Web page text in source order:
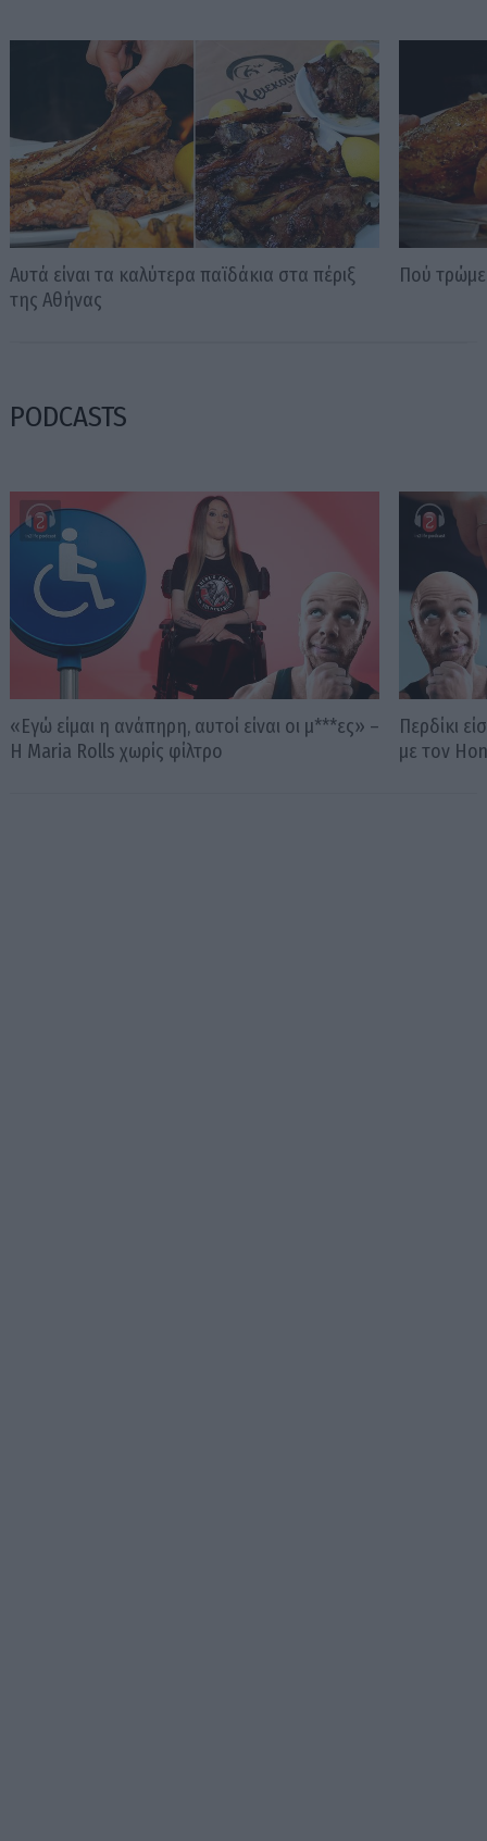
Αυτά είναι τα καλύτερα παϊδάκια στα πέριξ
της Αθήνας
Πού
PODCASTS
«Εγώ είμαι η ανάπηρη, αυτοί είναι οι μ***ες» –
Η Maria Rolls χωρίς φίλτρο
Περδίκι
με τον